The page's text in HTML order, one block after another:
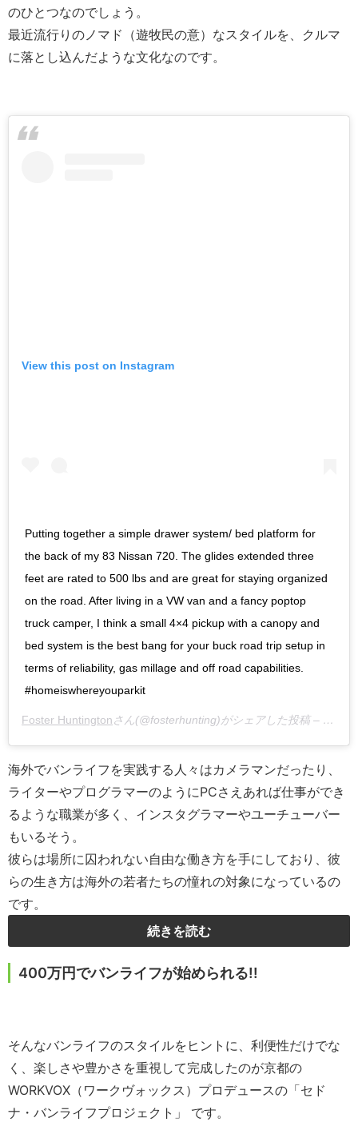
のひとつなのでしょう。
最近流行りのノマド（遊牧民の意）なスタイルを、クルマ
に落とし込んだような文化なのです。
View this post on Instagram
Putting together a simple drawer system/ bed platform for
the back of my 83 Nissan 720. The glides extended three
feet are rated to 500 lbs and are great for staying organized
on the road. After living in a VW van and a fancy poptop
truck camper, I think a small 4×4 pickup with a canopy and
bed system is the best bang for your buck road trip setup in
terms of reliability, gas millage and off road capabilities.
#homeiswhereyouparkit
Foster Huntingtonさん(@fosterhunting)がシェアした投稿 – 2017
海外でバンライフを実践する人々はカメラマンだったり、
ライターやプログラマーのようにPCさえあれば仕事ができ
るような職業が多く、 インスタグラマーやユーチューバー
もいるそう。
彼らは場所に囚われない自由な働き方を手にしており、 彼
らの生き方は海外の若者たちの憧れの対象になっているの
です。
続きを読む
400万円でバンライフが始められる!!
そんなバンライフのスタイルをヒントに、利便性だけでな
く、楽しさや豊かさを重視して完成したのが京都の
WORKVOX（ワークヴォックス）プロデュースの「セド
ナ・バンライフプロジェクト」 です。